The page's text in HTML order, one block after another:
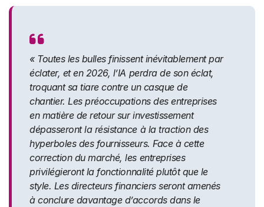
« Toutes les bulles finissent inévitablement par
éclater, et en 2026, l’IA perdra de son éclat,
troquant sa tiare contre un casque de
chantier. Les préoccupations des entreprises
en matière de retour sur investissement
dépasseront la résistance à la traction des
hyperboles des fournisseurs. Face à cette
correction du marché, les entreprises
privilégieront la fonctionnalité plutôt que le
style. Les directeurs financiers seront amenés
à conclure davantage d’accords dans le